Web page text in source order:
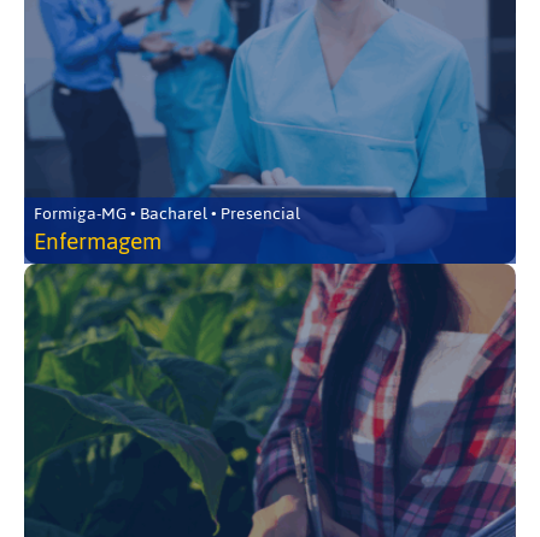
Formiga-MG • Bacharel • Presencial
Enfermagem